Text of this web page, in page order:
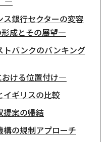
銀行セクターの変容
成とその展望―
トバンクのバンキング
ける位置付け―
イギリスの比較
提案の帰結
の規制アプローチ